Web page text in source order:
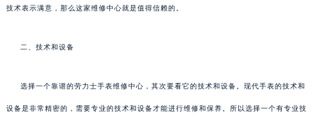
技术表示满意，那么这家维修中心就是值得信赖的。
二、技术和设备
选择一个靠谱的劳力士手表维修中心，其次要看它的技术和设备。现代手表的技术和
设备是非常精密的，需要专业的技术和设备才能进行维修和保养。所以选择一个有专业技